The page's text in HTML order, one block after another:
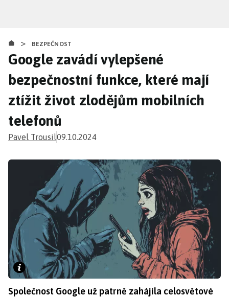
obsahu
> BEZPEČNOST
Google zavádí vylepšené
bezpečnostní funkce, které mají
ztížit život zlodějům mobilních
telefonů
Pavel Trousil09.10.2024
Společnost Google už patrně zahájila celosvětové